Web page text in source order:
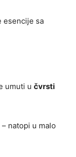
esencije sa
umuti u čvrsti
natopi u malo